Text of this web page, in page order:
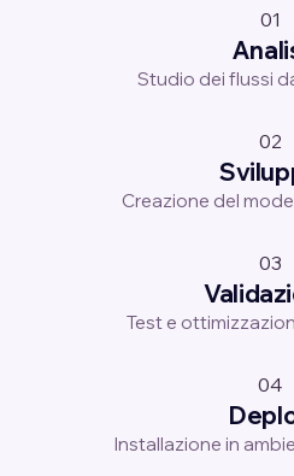
01
Studio dei flussi
02
Creazione del
03
Test e
04
Installazione in